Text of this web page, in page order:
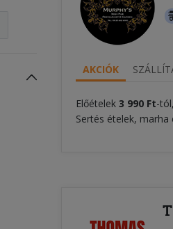
AKCIÓK
Előételek 3 990 Ft-
Sertés ételek,